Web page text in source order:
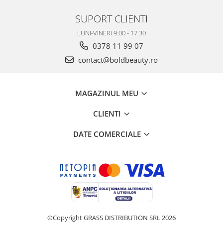
SUPORT CLIENTI
LUNI-VINERI 9:00 - 17:30
0378 11 99 07
contact@boldbeauty.ro
MAGAZINUL MEU
CLIENTI
DATE COMERCIALE
©Copyright GRASS DISTRIBUTION SRL 2026